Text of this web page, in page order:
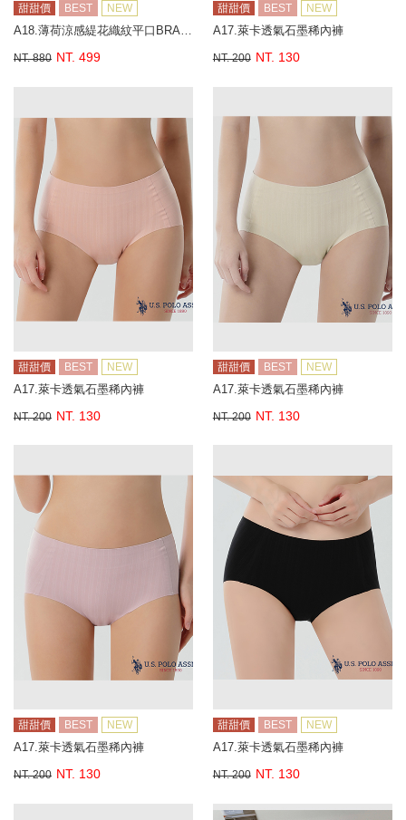
甜甜價 BEST NEW
A18.薄荷涼感緹花織紋平口BRA背心
NT. 880 NT. 499
甜甜價 BEST NEW
A17.萊卡透氣石墨稀內褲
NT. 200 NT. 130
甜甜價 BEST NEW
A17.萊卡透氣石墨稀內褲
NT. 200 NT. 130
甜甜價 BEST NEW
A17.萊卡透氣石墨稀內褲
NT. 200 NT. 130
甜甜價 BEST NEW
A17.萊卡透氣石墨稀內褲
NT. 200 NT. 130
甜甜價 BEST NEW
A17.萊卡透氣石墨稀內褲
NT. 200 NT. 130